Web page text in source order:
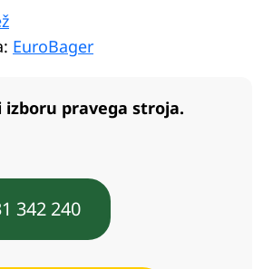
EuroBager
izboru pravega stroja.
342 240